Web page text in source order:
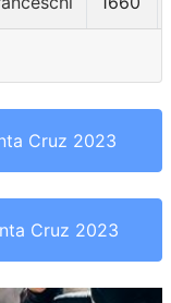
Cruz 2023
Cruz 2023